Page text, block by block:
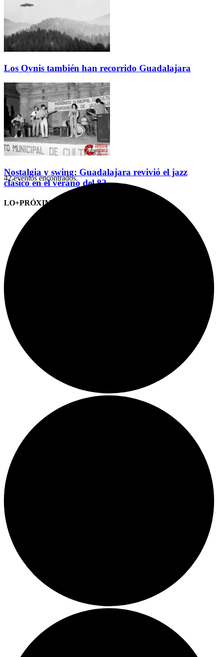
Los Ovnis también han recorrido Guadalajara
Nostalgia y swing: Guadalajara revivió el jazz
clásico en el verano del 82
LO+PRÓXIMO (CITAS)
42 eventos encontrados.